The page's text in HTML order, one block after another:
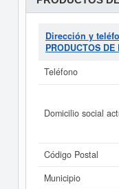
Dirección y
PRODUCTOS
Teléfono
Domicilio social
Código Postal
Municipio